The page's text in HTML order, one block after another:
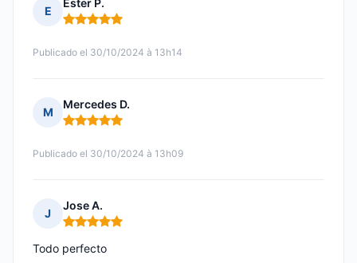
E
Ester P.
Nota: 5 de 5
Publicado el 30/10/2024 à 13h14
M
Mercedes D.
Nota: 5 de 5
Publicado el 30/10/2024 à 13h09
J
Jose A.
Nota: 5 de 5
Todo perfecto